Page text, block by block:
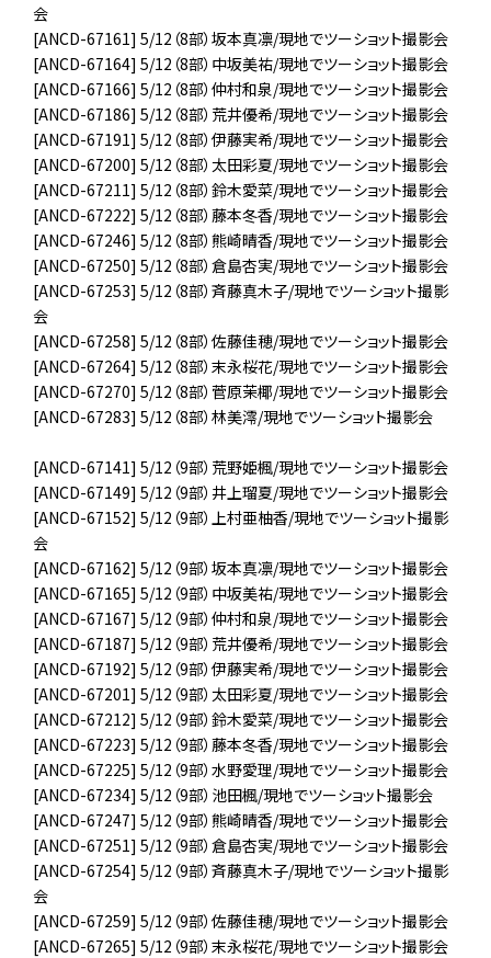
会
[ANCD-67161] 5/12（8部）坂本真凛/現地でツーショット撮影会
[ANCD-67164] 5/12（8部）中坂美祐/現地でツーショット撮影会
[ANCD-67166] 5/12（8部）仲村和泉/現地でツーショット撮影会
[ANCD-67186] 5/12（8部）荒井優希/現地でツーショット撮影会
[ANCD-67191] 5/12（8部）伊藤実希/現地でツーショット撮影会
[ANCD-67200] 5/12（8部）太田彩夏/現地でツーショット撮影会
[ANCD-67211] 5/12（8部）鈴木愛菜/現地でツーショット撮影会
[ANCD-67222] 5/12（8部）藤本冬香/現地でツーショット撮影会
[ANCD-67246] 5/12（8部）熊崎晴香/現地でツーショット撮影会
[ANCD-67250] 5/12（8部）倉島杏実/現地でツーショット撮影会
[ANCD-67253] 5/12（8部）斉藤真木子/現地でツーショット撮影
会
[ANCD-67258] 5/12（8部）佐藤佳穂/現地でツーショット撮影会
[ANCD-67264] 5/12（8部）末永桜花/現地でツーショット撮影会
[ANCD-67270] 5/12（8部）菅原茉椰/現地でツーショット撮影会
[ANCD-67283] 5/12（8部）林美澪/現地でツーショット撮影会
[ANCD-67141] 5/12（9部）荒野姫楓/現地でツーショット撮影会
[ANCD-67149] 5/12（9部）井上瑠夏/現地でツーショット撮影会
[ANCD-67152] 5/12（9部）上村亜柚香/現地でツーショット撮影
会
[ANCD-67162] 5/12（9部）坂本真凛/現地でツーショット撮影会
[ANCD-67165] 5/12（9部）中坂美祐/現地でツーショット撮影会
[ANCD-67167] 5/12（9部）仲村和泉/現地でツーショット撮影会
[ANCD-67187] 5/12（9部）荒井優希/現地でツーショット撮影会
[ANCD-67192] 5/12（9部）伊藤実希/現地でツーショット撮影会
[ANCD-67201] 5/12（9部）太田彩夏/現地でツーショット撮影会
[ANCD-67212] 5/12（9部）鈴木愛菜/現地でツーショット撮影会
[ANCD-67223] 5/12（9部）藤本冬香/現地でツーショット撮影会
[ANCD-67225] 5/12（9部）水野愛理/現地でツーショット撮影会
[ANCD-67234] 5/12（9部）池田楓/現地でツーショット撮影会
[ANCD-67247] 5/12（9部）熊崎晴香/現地でツーショット撮影会
[ANCD-67251] 5/12（9部）倉島杏実/現地でツーショット撮影会
[ANCD-67254] 5/12（9部）斉藤真木子/現地でツーショット撮影
会
[ANCD-67259] 5/12（9部）佐藤佳穂/現地でツーショット撮影会
[ANCD-67265] 5/12（9部）末永桜花/現地でツーショット撮影会